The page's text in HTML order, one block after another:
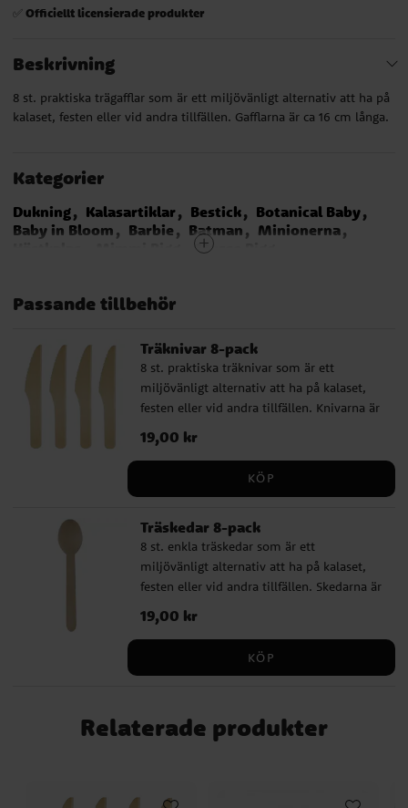
✅ Officiellt licensierade produkter
Beskrivning
8 st. praktiska trägafflar som är ett miljövänligt alternativ att ha på
kalaset, festen eller vid andra tillfällen. Gafflarna är ca 16 cm långa.
Kategorier
Dukning Kalasartiklar Bestick
Botanical Baby
Baby in Bloom
Barbie Batman
Minionerna
Musse Pigg
Disco
Unicorn - Enhörning
Pyjamashjältarna
Miraculous Ladybug
LOL Surprise
Pippi Långstrump
Sjöjungfru - Mermaid
Ditsy Floral
Gaming Party Fjärilskalas
Dog Party
Fortnite - Battle Royal
Birthday Bear
Woodland Animals
Stylish Swan
Fordon
Narwhal Party
Baby Shark
LEGO Ninjago
Koala
Blues Clues
Teddybjörn Babyshower
Passande tillbehör
Träknivar 8-pack
8 st. praktiska träknivar som är ett
miljövänligt alternativ att ha på kalaset,
festen eller vid andra tillfällen. Knivarna är
ca 16 cm långa.
Pris:19,00 kr
19,00 kr
KÖP
Träskedar 8-pack
8 st. enkla träskedar som är ett
miljövänligt alternativ att ha på kalaset,
festen eller vid andra tillfällen. Skedarna är
ca 16 cm långa.
Pris:19,00 kr
19,00 kr
KÖP
Relaterade produkter